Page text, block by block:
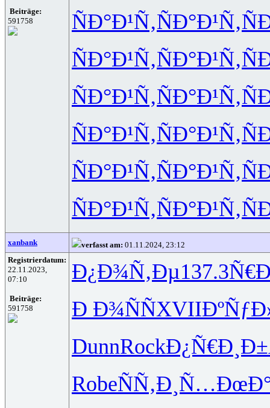
Beiträge:
591758
ÑÐ°Ð¹Ñ‚ÑÐ°Ð¹Ñ‚
ÑÐ°Ð¹Ñ‚ÑÐ°Ð¹Ñ‚
ÑÐ°Ð¹Ñ‚ÑÐ°Ð¹Ñ‚
ÑÐ°Ð¹Ñ‚ÑÐ°Ð¹Ñ‚
ÑÐ°Ð¹Ñ‚ÑÐ°Ð¹Ñ‚
ÑÐ°Ð¹Ñ‚ÑÐ°Ð¹Ñ‚
xanbank verfasst am: 01.11.2024, 23:12
Registrierdatum:
22.11.2023,
07:10
Beiträge:
591758
Ð¿Ð¾Ñ‚Ðµ137.3
Ð Ð¾ÑÑXVII
DunnRockÐ¿Ñ€Ð¸Ð±
RobeÑÑ‚Ð¸Ñ…